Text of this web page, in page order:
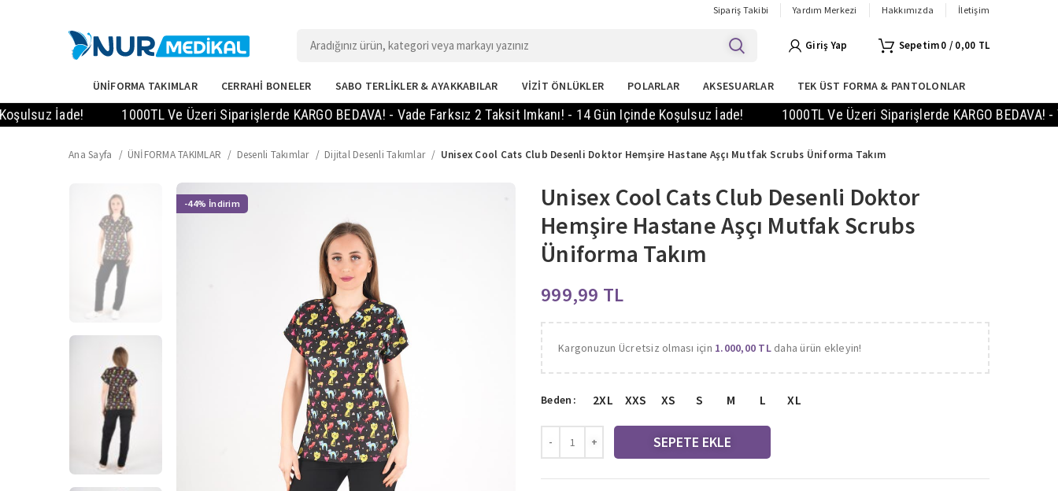
Sipariş Takibi Yardım Merkezi Hakkımızda İletişim
Giriş Yap 0 / 0,00 TL
ÜNİFORMA TAKIMLAR CERRAHİ BONELER SABO TERLİKLER & AYAKKABILAR VİZİT ÖNLÜKLER POLARLAR AKSESUARLAR TEK ÜST FORMA & PANTOLONLAR
İade! 1000TL Ve Üzeri Siparişlerde KARGO BEDAVA! - Vade Farksız 2 Taksit Imkanı! - 14 Gün Içinde Koşulsuz İade! 1000TL Ve Üzeri Siparişlerde KARGO BEDAVA! -
Ana Sayfa ÜNİFORMA TAKIMLAR Desenli Takımlar Dijital Desenli Takımlar Unisex Cool Cats Club Desenli Doktor Hemşire Hastane Aşçı Mutfak Scrubs Üniforma Takım
-44%
Unisex Cool Cats Club Desenli Doktor
Hemşire Hastane Aşçı Mutfak Scrubs
Üniforma Takım
TL
Kargonuzun Ücretsiz olması için 1.000,00 TLdaha ürün ekleyin!
Beden 2XL XXS XS S M L XL
SEPETE EKLE